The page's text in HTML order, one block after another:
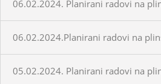
06.02.2024. Planirani radovi na
06.02.2024.Planirani radovi na
05.02.2024. Planirani radovi na